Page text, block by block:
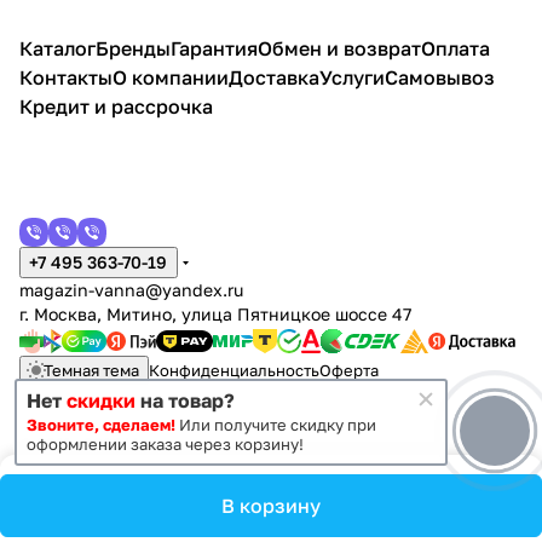
ый,
дуб
В корзину
КаталогБрендыГарантияОбмен и возвратОплата
КонтактыО компанииДоставкаУслугиСамовывоз
Кредит и рассрочка
+7 495 363-70-19
magazin-vanna@yandex.ru
г. Москва, Митино, улица Пятницкое шоссе 47
Темная тема КонфиденциальностьОферта
© 2011 - 2026 Vanna-vanna.ru
Нет скидки на товар?
Звоните, сделаем! Или получите скидку при
оформлении заказа через корзину!